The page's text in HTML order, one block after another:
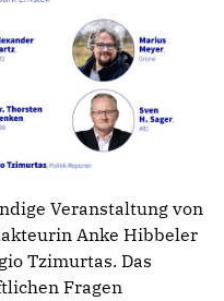
Veranstaltung von
Anke Hibbeler
Tzimurtas. Das
Fragen